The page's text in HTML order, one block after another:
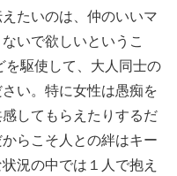
たいのは、仲のいいマ
いで欲しいというこ
を駆使して、大人同士の
い。特に女性は愚痴を
してもらえたりするだ
らこそ人との絆はキー
況の中では１人で抱え